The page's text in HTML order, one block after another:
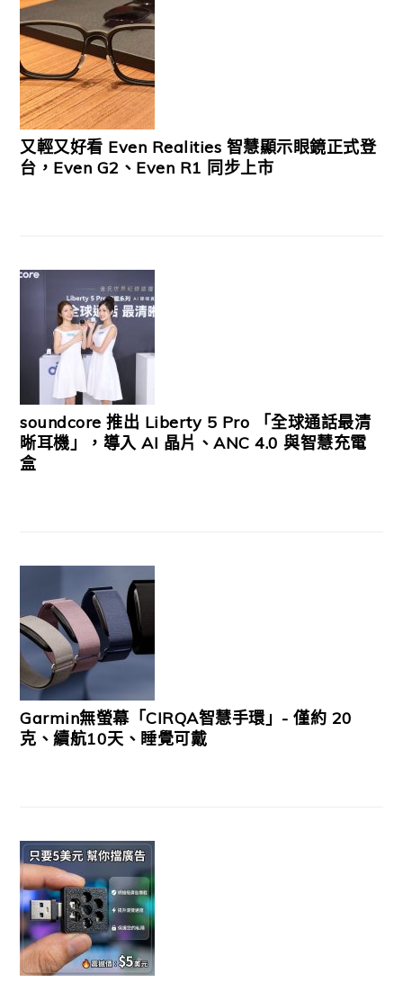
又輕又好看 Even Realities 智慧顯示眼鏡正式登
台，Even G2、Even R1 同步上市
soundcore 推出 Liberty 5 Pro 「全球通話最清
晰耳機」，導入 AI 晶片、ANC 4.0 與智慧充電
盒
Garmin無螢幕「CIRQA智慧手環」- 僅約 20
克、續航10天、睡覺可戴